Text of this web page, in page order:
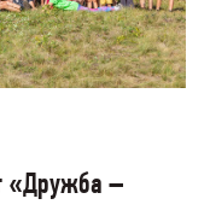
«Дружба –